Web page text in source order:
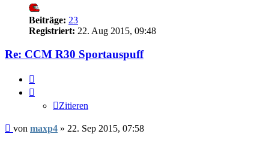
Beiträge: 23
Registriert: 22. Aug 2015, 09:48
Re: CCM R30 Sportauspuff
Zitieren
Beitrag
von maxp4 » 22. Sep 2015, 07:58